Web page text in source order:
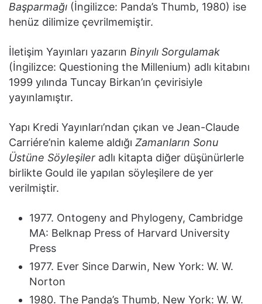
Başparmağı (İngilizce: Panda’s Thumb, 1980) ise
henüz dilimize çevrilmemiştir.
İletişim Yayınları yazarın Binyılı Sorgulamak
(İngilizce: Questioning the Millenium) adlı kitabını
1999 yılında Tuncay Birkan’ın çevirisiyle
yayınlamıştır.
Yapı Kredi Yayınları’ndan çıkan ve Jean-Claude
Carriére’nin kaleme aldığı Zamanların Sonu
Üstüne Söyleşiler adlı kitapta diğer düşünürlerle
birlikte Gould ile yapılan söyleşilere de yer
verilmiştir.
1977. Ontogeny and Phylogeny, Cambridge
MA: Belknap Press of Harvard University
Press
1977. Ever Since Darwin, New York: W. W.
Norton
1980. The Panda’s Thumb, New York: W. W.